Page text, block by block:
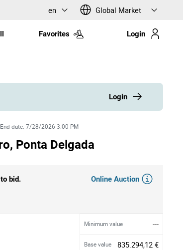
en Global Market
Favorites Login
Login
End date:7/28/2026 3:00 PM
Ponta Delgada
bid. Online Auction
Minimum value ---
Base value 835.294,12 €